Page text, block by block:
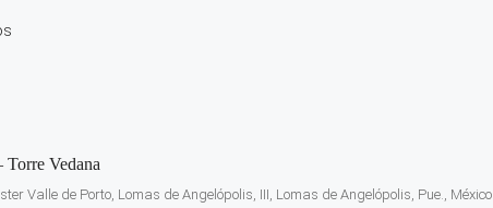
Torre Vedana
Valle de Porto, Lomas de Angelópolis, III, Lomas de Angelópolis, Pue., México